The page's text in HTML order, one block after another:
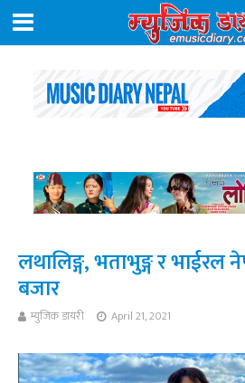
लथालिङ्ग, भताभुङ्ग र भाईरल
बजार
म्युजिक डायरी April 21, 2021